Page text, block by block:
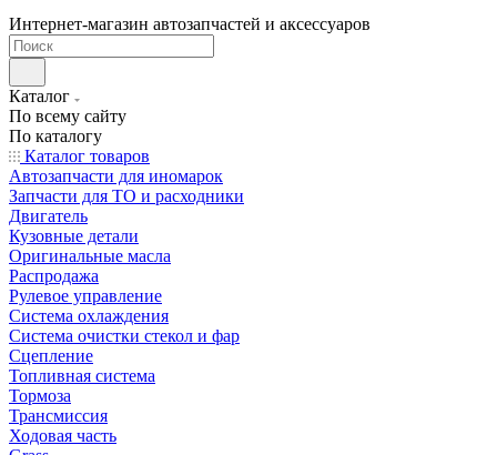
Интернет-магазин автозапчастей и аксессуаров
Каталог
По всему сайту
По каталогу
Каталог товаров
Автозапчасти для иномарок
Запчасти для ТО и расходники
Двигатель
Кузовные детали
Оригинальные масла
Распродажа
Рулевое управление
Система охлаждения
Система очистки стекол и фар
Сцепление
Топливная система
Тормоза
Трансмиссия
Ходовая часть